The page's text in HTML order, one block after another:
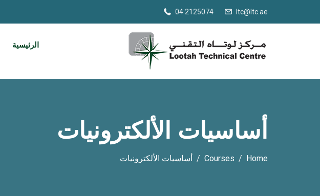
ltc@ltc.ae
04 2125074
الرئيسية
أساسيات الألكترونيات
Home
Courses أساسيات الألكترونيات